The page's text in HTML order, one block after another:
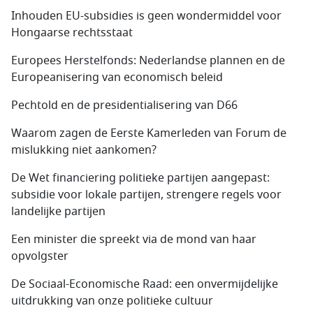
Inhouden EU-subsidies is geen wondermiddel voor
Hongaarse rechtsstaat
Europees Herstelfonds: Nederlandse plannen en de
Europeanisering van economisch beleid
Pechtold en de presidentialisering van D66
Waarom zagen de Eerste Kamerleden van Forum de
mislukking niet aankomen?
De Wet financiering politieke partijen aangepast:
subsidie voor lokale partijen, strengere regels voor
landelijke partijen
Een minister die spreekt via de mond van haar
opvolgster
De Sociaal-Economische Raad: een onvermijdelijke
uitdrukking van onze politieke cultuur